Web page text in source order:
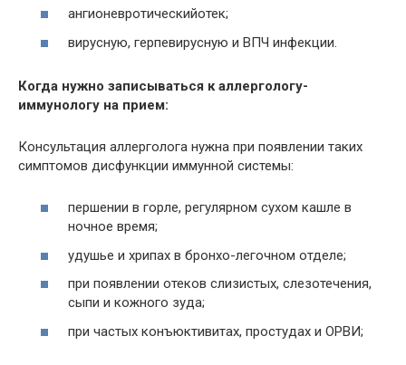
ангионевротическийотек;
вирусную, герпевирусную и ВПЧ инфекции.
Когда нужно записываться к аллергологу-
иммунологу на прием:
Консультация аллерголога нужна при появлении таких
симптомов дисфункции иммунной системы:
першении в горле, регулярном сухом кашле в
ночное время;
удушье и хрипах в бронхо-легочном отделе;
при появлении отеков слизистых, слезотечения,
сыпи и кожного зуда;
при частых конъюктивитах, простудах и ОРВИ;